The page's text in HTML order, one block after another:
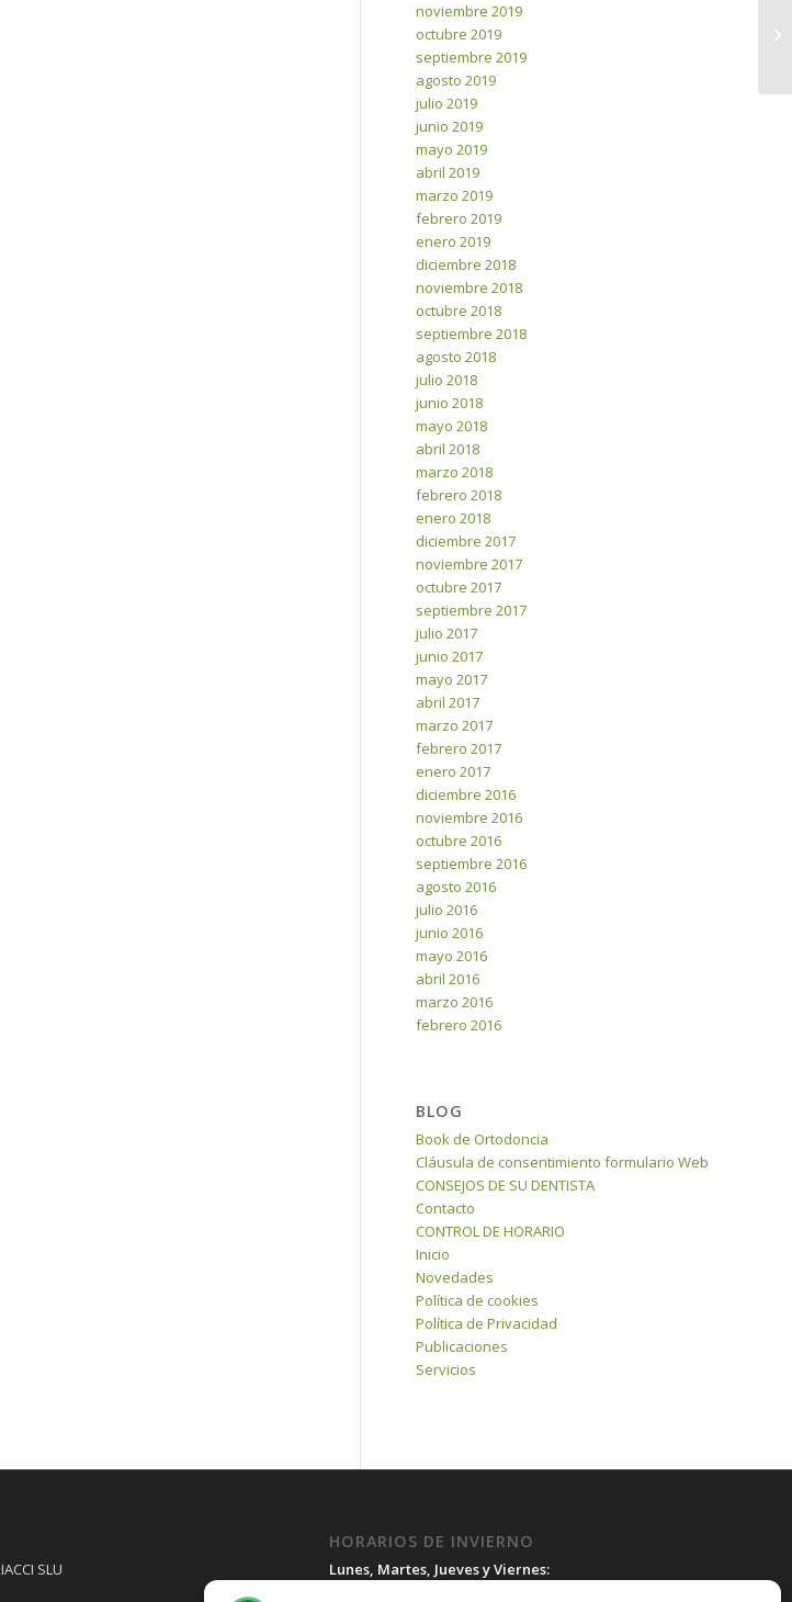
noviembre 2019
octubre 2019
septiembre 2019
agosto 2019
julio 2019
junio 2019
mayo 2019
abril 2019
marzo 2019
febrero 2019
enero 2019
diciembre 2018
noviembre 2018
octubre 2018
septiembre 2018
agosto 2018
julio 2018
junio 2018
mayo 2018
abril 2018
marzo 2018
febrero 2018
enero 2018
diciembre 2017
noviembre 2017
octubre 2017
septiembre 2017
julio 2017
junio 2017
mayo 2017
abril 2017
marzo 2017
febrero 2017
enero 2017
diciembre 2016
noviembre 2016
octubre 2016
septiembre 2016
agosto 2016
julio 2016
junio 2016
mayo 2016
abril 2016
marzo 2016
febrero 2016
BLOG
Book de Ortodoncia
Cláusula de consentimiento formulario Web
CONSEJOS DE SU DENTISTA
Contacto
CONTROL DE HORARIO
Inicio
Novedades
Política de cookies
Política de Privacidad
Publicaciones
Servicios
SLU
HORARIOS DE INVIERNO
Lunes, Martes, Jueves y Viernes: